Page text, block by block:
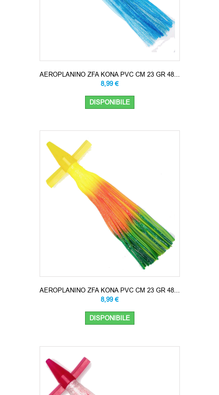
AEROPLANINO ZFA KONA PVC CM 23 GR 48...
8,99 €
DISPONIBILE
AEROPLANINO ZFA KONA PVC CM 23 GR 48...
8,99 €
DISPONIBILE